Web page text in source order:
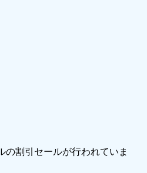
割引セールが行われていま